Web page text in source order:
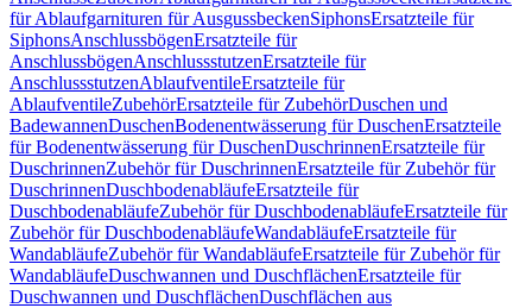
für Ablaufgarnituren für AusgussbeckenSiphonsErsatzteile für
SiphonsAnschlussbögenErsatzteile für
AnschlussbögenAnschlussstutzenErsatzteile für
AnschlussstutzenAblaufventileErsatzteile für
AblaufventileZubehörErsatzteile für ZubehörDuschen und
BadewannenDuschenBodenentwässerung für DuschenErsatzteile
für Bodenentwässerung für DuschenDuschrinnenErsatzteile für
DuschrinnenZubehör für DuschrinnenErsatzteile für Zubehör für
DuschrinnenDuschbodenabläufeErsatzteile für
DuschbodenabläufeZubehör für DuschbodenabläufeErsatzteile für
Zubehör für DuschbodenabläufeWandabläufeErsatzteile für
WandabläufeZubehör für WandabläufeErsatzteile für Zubehör für
WandabläufeDuschwannen und DuschflächenErsatzteile für
Duschwannen und DuschflächenDuschflächen aus